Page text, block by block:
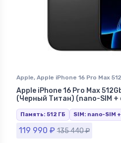
Apple, Apple iPhone 16 Pro Max
Max Black Titanium (Черный
iPhone в Ставрополе
Apple iPhone 16 Pro Max
(Черный Титан) (nano-SIM +
Память: 512 ГБ SIM: nano-SIM +
119 990 ₽ 135 440₽